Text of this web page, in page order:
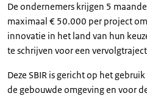
De ondernemers krijgen 5
maximaal € 50.000 per project
innovatie in het land van hun
te schrijven voor een
Deze SBIR is gericht op het
de gebouwde omgeving en voor